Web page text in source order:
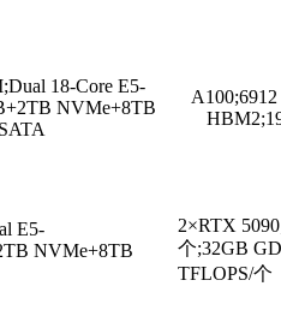
18-Core E5-
NVMe+8TB
SATA
E5-
NVMe+8TB
2×RTX
个;32GB
TFLOPS/个